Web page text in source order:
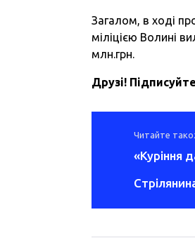
Загалом, в ході
міліцією Волині
млн.грн.
Друзі!
Читайте
«Куріння